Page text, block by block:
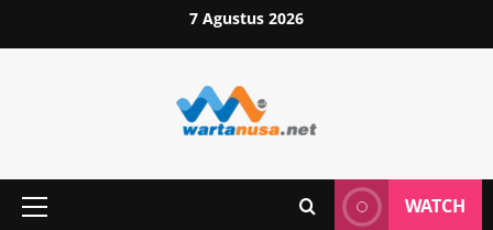
to
7 Agustus 2026
Primary
WATCH